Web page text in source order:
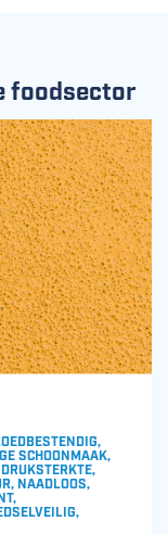
foodsector
SCHOONMAAK,
NAADLOOS,